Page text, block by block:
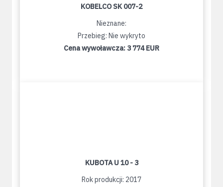
KOBELCO SK 007-2
Nieznane:
Przebieg: Nie wykryto
Cena wywoławcza: 3 774 EUR
KUBOTA U 10 - 3
Rok produkcji: 2017